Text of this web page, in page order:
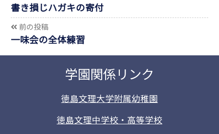
書き損じハガキの寄付
前の投稿
一味会の全体練習
学園関係リンク
徳島文理大学附属幼稚園
徳島文理中学校・高等学校